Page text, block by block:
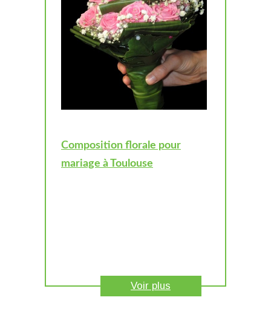
Composition florale pour
mariage à Toulouse
Voir plus